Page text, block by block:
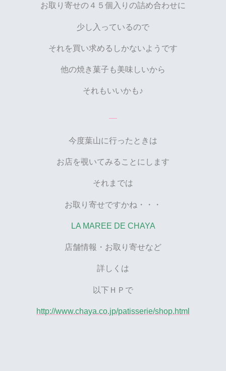
お取り寄せの４５個入りの詰め合わせに
少し入 っているので
それを買い求めるしかないようです
他の焼き菓子も美味しいから
それもいいかも♪
今度葉山に行ったときは
お店を覗いてみることにします
それまでは
お取り寄せですかね・・・
LA MAREE DE CHAYA
店舗情報・お取り寄せなど
詳しくは
以下ＨＰで
http://www.chaya.co.jp/patisserie/shop.html